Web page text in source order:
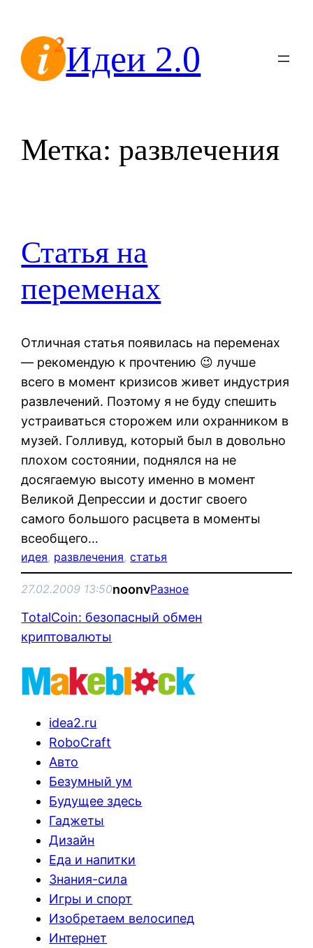
содержимомуИдеи 2.0
Метка: развлечения
Статья на
переменах
Отличная статья появилась на переменах
— рекомендую к прочтению 😉 лучше
всего в момент кризисов живет индустрия
развлечений. Поэтому я не буду спешить
устраиваться сторожем или охранником в
музей. Голливуд, который был в довольно
плохом состоянии, поднялся на не
досягаемую высоту именно в момент
Великой Депрессии и достиг своего
самого большого расцвета в моменты
всеобщего…
идея, развлечения, статья
27.02.2009 13:50noonvРазное
TotalCoin: безопасный обмен
криптовалюты
idea2.ru
RoboCraft
Авто
Безумный ум
Будущее здесь
Гаджеты
Дизайн
Еда и напитки
Знания-сила
Игры и спорт
Изобретаем велосипед
Интернет